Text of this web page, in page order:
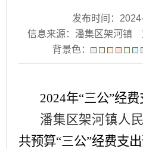
发布时间：
信息来源：潘集区架河镇
背景色：
2024年“三公”经
潘集区架河镇人
共预算“三公”经费支